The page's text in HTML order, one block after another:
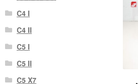
C4 I
C4 II
C5 I
C5 II
C5 X7